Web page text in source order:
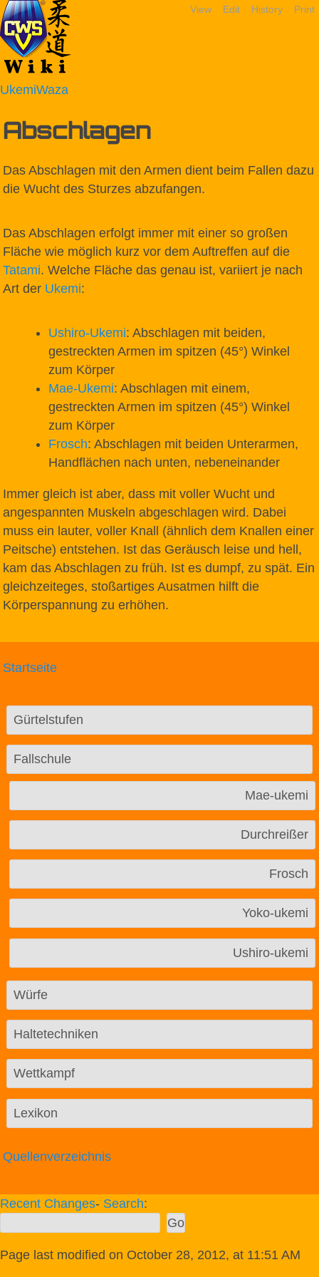
View Edit History Print
UkemiWaza
Abschlagen
Das Abschlagen mit den Armen dient beim Fallen dazu
die Wucht des Sturzes abzufangen.
Das Abschlagen erfolgt immer mit einer so großen
Fläche wie möglich kurz vor dem Auftreffen auf die
Tatami. Welche Fläche das genau ist, variiert je nach
Art der Ukemi:
Ushiro-Ukemi: Abschlagen mit beiden,
gestreckten Armen im spitzen (45°) Winkel
zum Körper
Mae-Ukemi: Abschlagen mit einem,
gestreckten Armen im spitzen (45°) Winkel
zum Körper
Frosch: Abschlagen mit beiden Unterarmen,
Handflächen nach unten, nebeneinander
Immer gleich ist aber, dass mit voller Wucht und
angespannten Muskeln abgeschlagen wird. Dabei
muss ein lauter, voller Knall (ähnlich dem Knallen einer
Peitsche) entstehen. Ist das Geräusch leise und hell,
kam das Abschlagen zu früh. Ist es dumpf, zu spät. Ein
gleichzeiteges, stoßartiges Ausatmen hilft die
Körperspannung zu erhöhen.
Startseite
Gürtelstufen
Fallschule
Mae-ukemi
Durchreißer
Frosch
Yoko-ukemi
Ushiro-ukemi
Würfe
Haltetechniken
Wettkampf
Lexikon
Quellenverzeichnis
Recent Changes- Search:
Page last modified on October 28, 2012, at 11:51 AM